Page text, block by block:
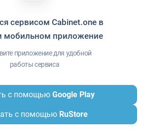
сервисом Cabinet.one в
мобильном приложение
приложение для удобной
работы сервиса
с помощью Google Play
с помощью RuStore